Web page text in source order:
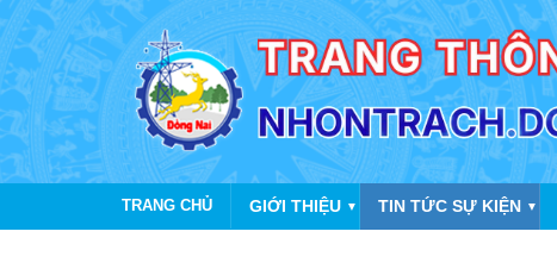
TRANG CHỦ GIỚI THIỆU ▼ TIN TỨC SỰ KIỆN ▼